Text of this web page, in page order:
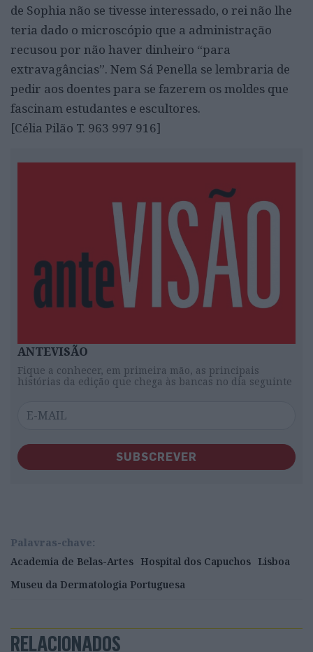
de Sophia não se tivesse interessado, o rei não lhe
teria dado o microscópio que a administração
recusou por não haver dinheiro “para
extravagâncias”. Nem Sá Penella se lembraria de
pedir aos doentes para se fazerem os moldes que
fascinam estudantes e escultores.
[Célia Pilão T. 963 997 916]
ANTEVISÃO
Fique a conhecer, em primeira mão, as principais
histórias da edição que chega às bancas no dia seguinte
SUBSCREVER
Palavras-chave:
Academia de Belas-Artes Hospital dos Capuchos Lisboa
Museu da Dermatologia Portuguesa
RELACIONADOS